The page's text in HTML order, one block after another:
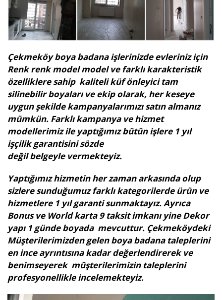
Çekmeköy boya badana işlerinizde evleriniz için
Renk renk model model ve farklı karakteristik
özelliklere sahip kaliteli küf önleyici tam
silinebilir boyaları ve ekip olarak, her keseye
uygun şekilde kampanyalarımızı satın almanız
mümkün. Farklı kampanya ve hizmet
modellerimiz ile yaptığımız bütün işlere 1 yıl
işçilik garantisini sözde
değil belgeyle vermekteyiz.
Yaptığımız hizmetin her zaman arkasında olup
sizlere sunduğumuz farklı kategorilerde ürün ve
hizmetlere 1 yıl garanti sunmaktayız. Ayrıca
Bonus ve World karta 9 taksit imkanı yine Dekor
yapı 1 günde boyada mevcuttur. Çekmeköydeki
Müşterilerimizden gelen boya badana taleplerini
en ince ayrıntısına kadar değerlendirerek ve
benimseyerek müşterilerimizin taleplerini
profesyonellikle incelemekteyiz.